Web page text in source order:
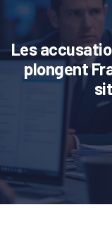
Les
plongent